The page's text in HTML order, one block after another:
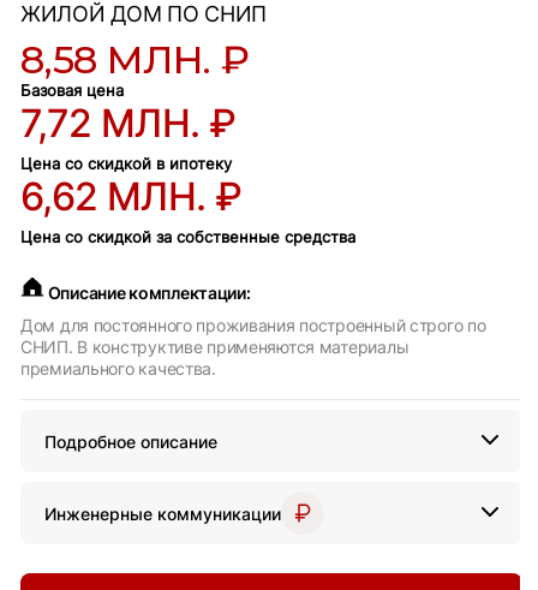
ЖИЛОЙ ДОМ ПО СНИП
8,58 МЛН. ₽
Базовая цена
7,72 МЛН. ₽
Цена со скидкой в ипотеку
6,62 МЛН. ₽
Цена со скидкой за собственные средства
Описание комплектации:
Дом для постоянного проживания построенный строго по
СНИП. В конструктиве применяются материалы
премиального качества.
Подробное описание
Инженерные коммуникации
Беседка 3х3 «Сюрприз»